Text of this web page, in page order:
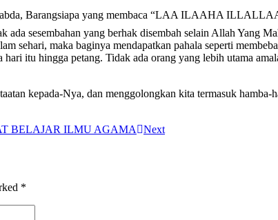
yang berhak disembah selain Allah Yang
sehari, maka baginya mendapatkan pahala seperti
itu hingga petang. Tidak ada orang yang lebih utama
kepada-Nya, dan menggolongkan kita termasuk
BELAJAR ILMU AGAMA Next
*